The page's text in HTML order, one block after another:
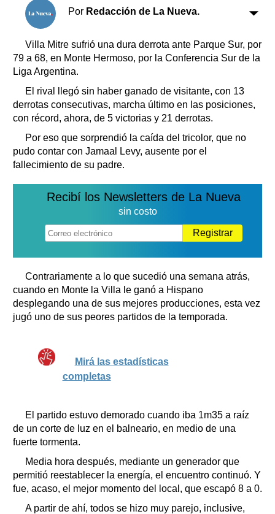
Clasificados
Horóscopo
Suplementos
Servicios
Farmacias
Loterías
Datos Útiles
Fúnebres
Edictos
Teléfonos de urgencia
Por Redacción de La Nueva.
Villa Mitre sufrió una dura derrota ante Parque Sur, por
79 a 68, en Monte Hermoso, por la Conferencia Sur de la
Liga Argentina.
El rival llegó sin haber ganado de visitante, con 13
derrotas consecutivas, marcha último en las posiciones,
con récord, ahora, de 5 victorias y 21 derrotas.
Por eso que sorprendió la caída del tricolor, que no
pudo contar con Jamaal Levy, ausente por el
fallecimiento de su padre.
Recibí los Newsletters de La Nueva
sin costo
Registrar
Contrariamente a lo que sucedió una semana atrás,
cuando en Monte la Villa le ganó a Hispano
desplegando una de sus mejores producciones, esta vez
jugó uno de sus peores partidos de la temporada.
Mirá las estadísticas
completas
El partido estuvo demorado cuando iba 1m35 a raíz
de un corte de luz en el balneario, en medio de una
fuerte tormenta.
Media hora después, mediante un generador que
permitió reestablecer la energía, el encuentro continuó. Y
fue, acaso, el mejor momento del local, que escapó 8 a 0.
A partir de ahí, todos se hizo muy parejo, inclusive,